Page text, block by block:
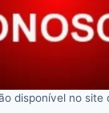
disponível no site